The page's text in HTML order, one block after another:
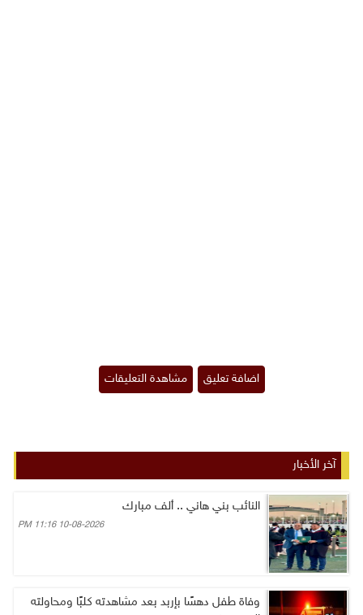
آخر الأخبار
النائب بني هاني .. ألف مبارك
10-08-2026 11:16 PM
وفاة طفل دهسًا بإربد بعد مشاهدته كلبًا ومحاولته